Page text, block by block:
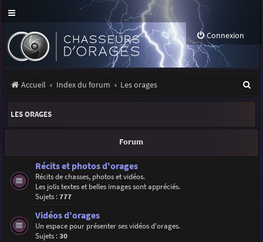
Connexion
Accueil Index du forum Les orages
e
e
LES ORAGES
Forum
Récits et photos d'orages
Récits de chasses, photos et vidéos.
Les jolis textes et belles images sont appréciés.
Sujets :777
Vidéos d'orages
Un espace pour présenter ses vidéos d'orages.
Sujets :30